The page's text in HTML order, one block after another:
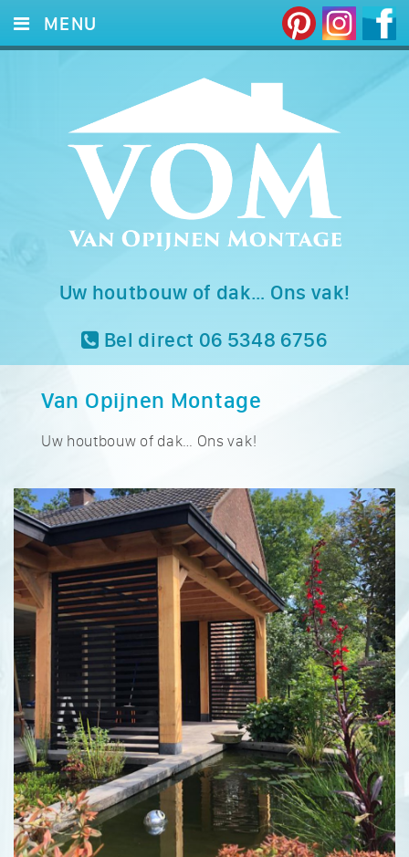
Uw houtbouw of dak… Ons vak!
Bel direct 06 5348 6756
MENU
FOTO’S
REFERENTIES
Van Opijnen Montage
Uw houtbouw of dak… Ons vak!